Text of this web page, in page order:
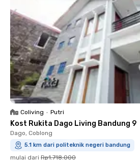
Coliving • Putri
Kost Rukita Dago Living Bandung 9
Dago, Coblong
5.1 km dari politeknik negeri bandung
mulai dari Rp1.718.000